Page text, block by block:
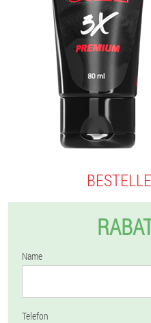
Name
Telefon